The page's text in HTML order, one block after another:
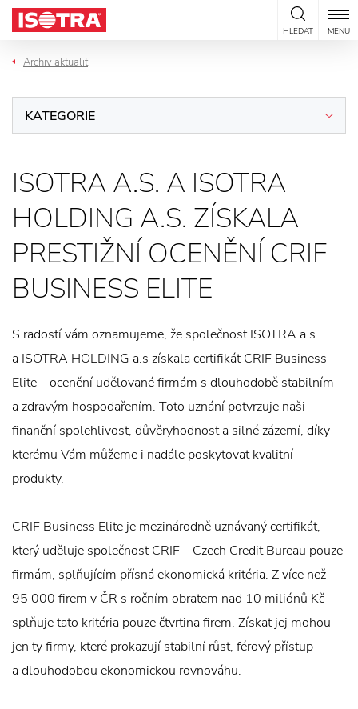
Přeskočit na obsah
HLEDAT MENU
Archiv aktualit
KATEGORIE
ISOTRA A.S. A ISOTRA
HOLDING A.S. ZÍSKALA
PRESTIŽNÍ OCENĚNÍ CRIF
BUSINESS ELITE
S radostí vám oznamujeme, že společnost ISOTRA a.s.
a ISOTRA HOLDING a.s získala certifikát CRIF Business
Elite – ocenění udělované firmám s dlouhodobě stabilním
a zdravým hospodařením. Toto uznání potvrzuje naši
finanční spolehlivost, důvěryhodnost a silné zázemí, díky
kterému Vám můžeme i nadále poskytovat kvalitní
produkty.
CRIF Business Elite je mezinárodně uznávaný certifikát,
který uděluje společnost CRIF – Czech Credit Bureau pouze
firmám, splňujícím přísná ekonomická kritéria. Z více než
95 000 firem v ČR s ročním obratem nad 10 miliónů Kč
splňuje tato kritéria pouze čtvrtina firem. Získat jej mohou
jen ty firmy, které prokazují stabilní růst, férový přístup
a dlouhodobou ekonomickou rovnováhu.